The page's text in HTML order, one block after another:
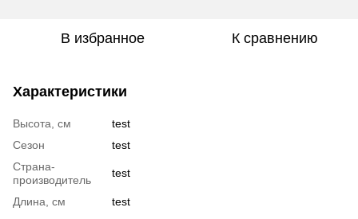
В избранное К сравнению
Характеристики
Высота, см
test
Сезон
test
Страна-
производитель
test
Длина, см
test